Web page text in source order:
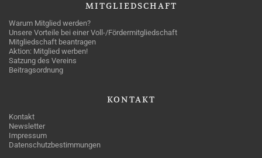
MITGLIEDSCHAFT
Warum Mitglied werden?
Unsere Vorteile bei einer Voll-/Fördermitgliedschaft
Mitgliedschaft beantragen
Aktion: Mitglied werben!
Satzung des Vereins
Beitragsordnung
KONTAKT
Kontakt
Newsletter
Impressum
Datenschutzbestimmungen